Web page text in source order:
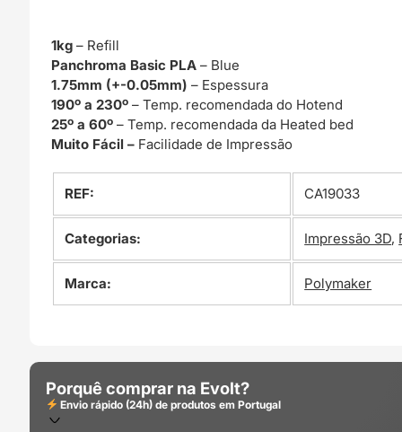
1kg – Refill
Panchroma Basic PLA– Blue
1.75mm (+-0.05mm)– Espessura
190º a 230º– Temp. recomendada do Hotend
25º a 60º– Temp. recomendada da Heated bed
Muito Fácil – Facilidade de Impressão
REF: CA19033
Categorias: Impressão 3D,
Marca: Polymaker
Porquê comprar na Evolt?
Envio rápido (24h) de produtos em Portugal